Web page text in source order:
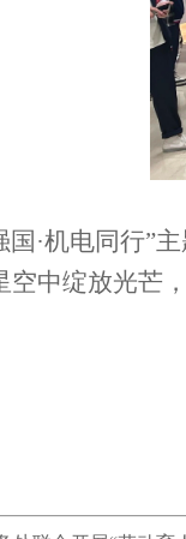
国·机电同行”
空中绽放光芒